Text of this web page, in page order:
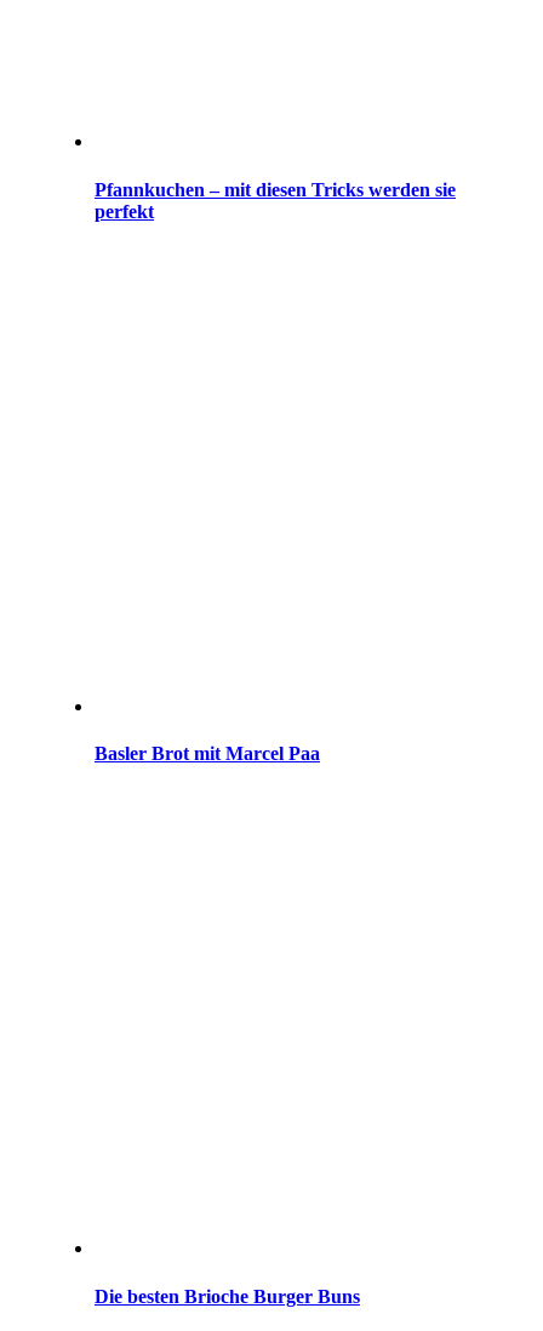
Pfannkuchen – mit diesen Tricks werden sie
perfekt
Basler Brot mit Marcel Paa
Die besten Brioche Burger Buns